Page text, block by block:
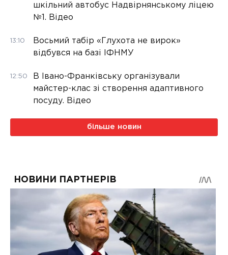
шкільний автобус Надвірнянському ліцею
№1. Відео
13:10
Восьмий табір «Глухота не вирок»
відбувся на базі ІФНМУ
12:50
В Івано-Франківську організували
майстер-клас зі створення адаптивного
посуду. Відео
більше новин